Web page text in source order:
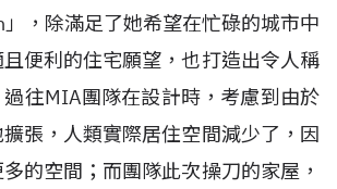
」，除滿足了她希望在忙碌的城市中
便利的住宅願望，也打造出令人稱
往MIA團隊在設計時，考慮到由於
張，人類實際居住空間減少了，因
的空間；而團隊此次操刀的家屋，